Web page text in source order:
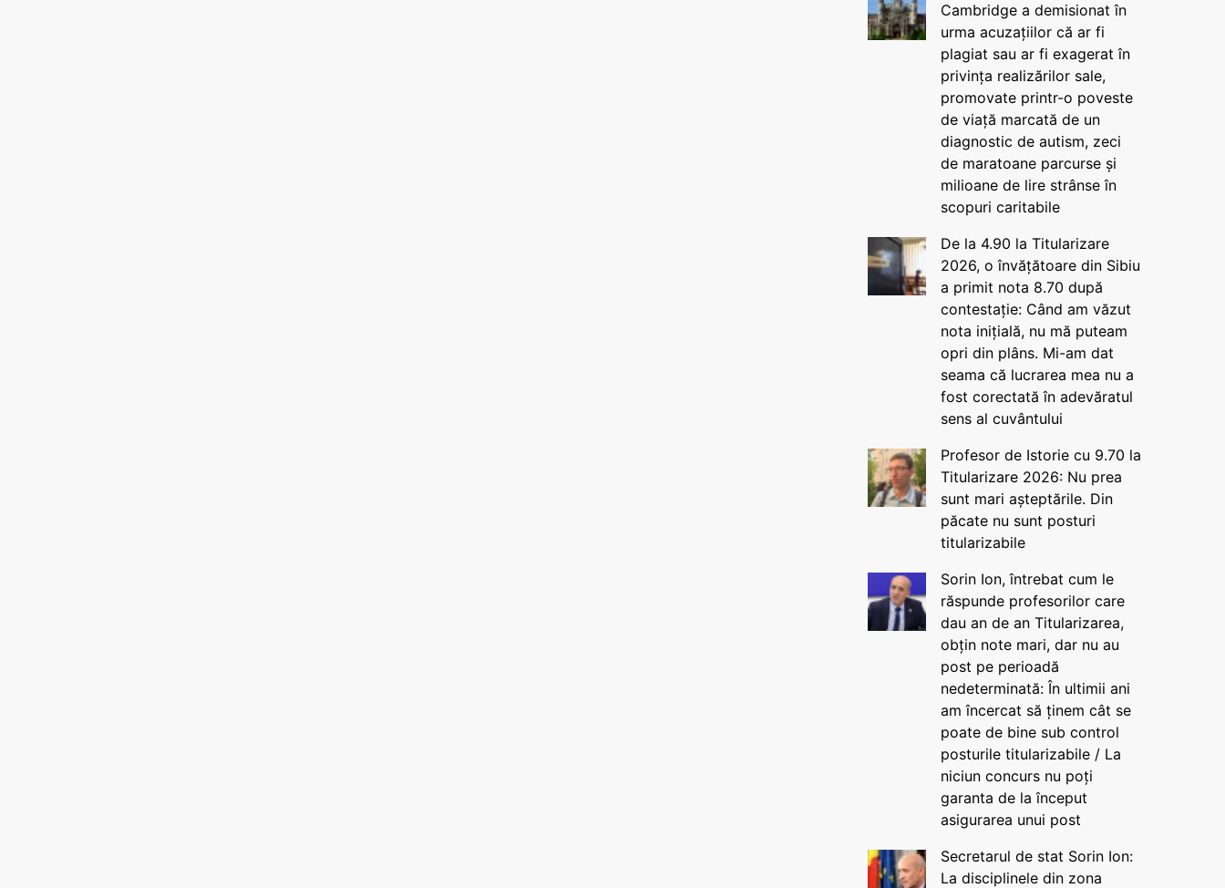
Cambridge a demisionat în
urma acuzațiilor că ar fi
plagiat sau ar fi exagerat în
privința realizărilor sale,
promovate printr-o poveste
de viață marcată de un
diagnostic de autism, zeci
de maratoane parcurse și
milioane de lire strânse în
scopuri caritabile
De la 4.90 la Titularizare
2026, o învățătoare din Sibiu
a primit nota 8.70 după
contestație: Când am văzut
nota inițială, nu mă puteam
opri din plâns. Mi-am dat
seama că lucrarea mea nu a
fost corectată în adevăratul
sens al cuvântului
Profesor de Istorie cu 9.70 la
Titularizare 2026: Nu prea
sunt mari așteptările. Din
păcate nu sunt posturi
titularizabile
Sorin Ion, întrebat cum le
răspunde profesorilor care
dau an de an Titularizarea,
obțin note mari, dar nu au
post pe perioadă
nedeterminată: În ultimii ani
am încercat să ținem cât se
poate de bine sub control
posturile titularizabile / La
niciun concurs nu poți
garanta de la început
asigurarea unui post
Secretarul de stat Sorin Ion:
La disciplinele din zona